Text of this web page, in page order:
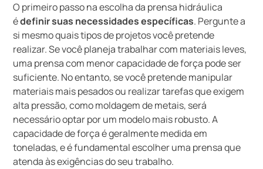
O primeiro passo na escolha da prensa hidráulica
édefinir suas necessidades específicas. Pergunte a
si mesmo quais tipos de projetos você pretende
realizar. Se você planeja trabalhar com materiais leves,
uma prensa com menor capacidade de força pode ser
suficiente. No entanto, se você pretende manipular
materiais mais pesados ou realizar tarefas que exigem
alta pressão, como moldagem de metais, será
necessário optar por um modelo mais robusto. A
capacidade de força é geralmente medida em
toneladas, e é fundamental escolher uma prensa que
atenda às exigências do seu trabalho.